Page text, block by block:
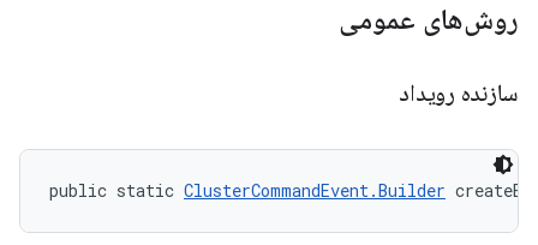
روش‌های عمومی
سازنده رویداد
public static ClusterCommandEvent.Builder